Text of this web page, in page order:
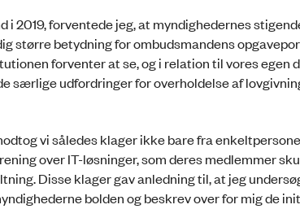
i 2019, forventede jeg, at myndighedernes
større betydning for ombudsmandens
forventer at se, og i relation til vores egen
særlige udfordringer for overholdelse af
vi således klager ikke bare fra
over IT-løsninger, som deres medlemmer
Disse klager gav anledning til, at jeg
bolden og beskrev over for mig de